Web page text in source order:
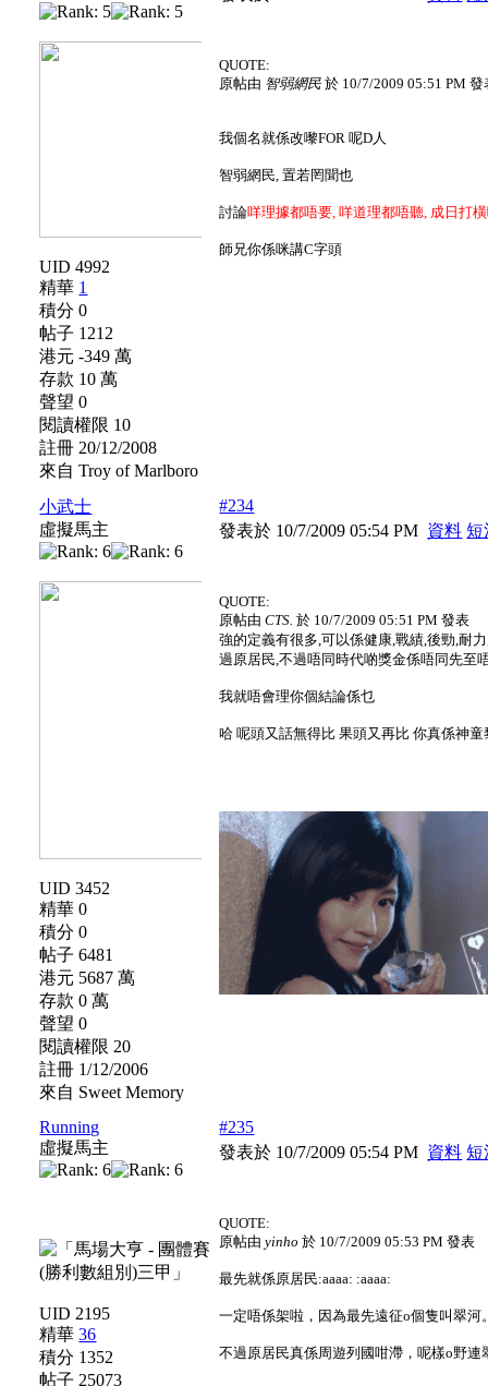
UID 4992
精華 1
積分 0
帖子 1212
港元 -349 萬
存款 10 萬
聲望 0
閱讀權限 10
註冊 20/12/2008
來自 Troy of Marlboro
QUOTE:
原帖由 智弱網民 於 10/7/2009 05:51 PM 發
我個名就係改嚟FOR 呢D人
智弱網民, 置若罔聞也
討論咩理據都唔要, 咩道理都唔聽, 成日打
師兄你係咪講C字頭
小武士
虛擬馬主
UID 3452
精華 0
積分 0
帖子 6481
港元 5687 萬
存款 0 萬
聲望 0
閱讀權限 20
註冊 1/12/2006
來自 Sweet Memory
#234
發表於 10/7/2009 05:54 PM 資料 短
QUOTE:
原帖由CTS. 於 10/7/2009 05:51 PM 發表
強的定義有很多,可以係健康,戰績,後勁,耐
過原居民,不過唔同時代啲獎金係唔同先至
我就唔會理你個結論係乜
哈 呢頭又話無得比 果頭又再比 你真係神
Running
虛擬馬主
UID 2195
精華36
積分 1352
帖子 25073
#235
發表於 10/7/2009 05:54 PM 資料 短
QUOTE:
原帖由yinho 於 10/7/2009 05:53 PM 發表
最先就係原居民:aaaa: :aaaa:
一定唔係架啦，因為最先遠征o個隻叫翠河
不過原居民真係周遊列國咁滯，呢樣o野連